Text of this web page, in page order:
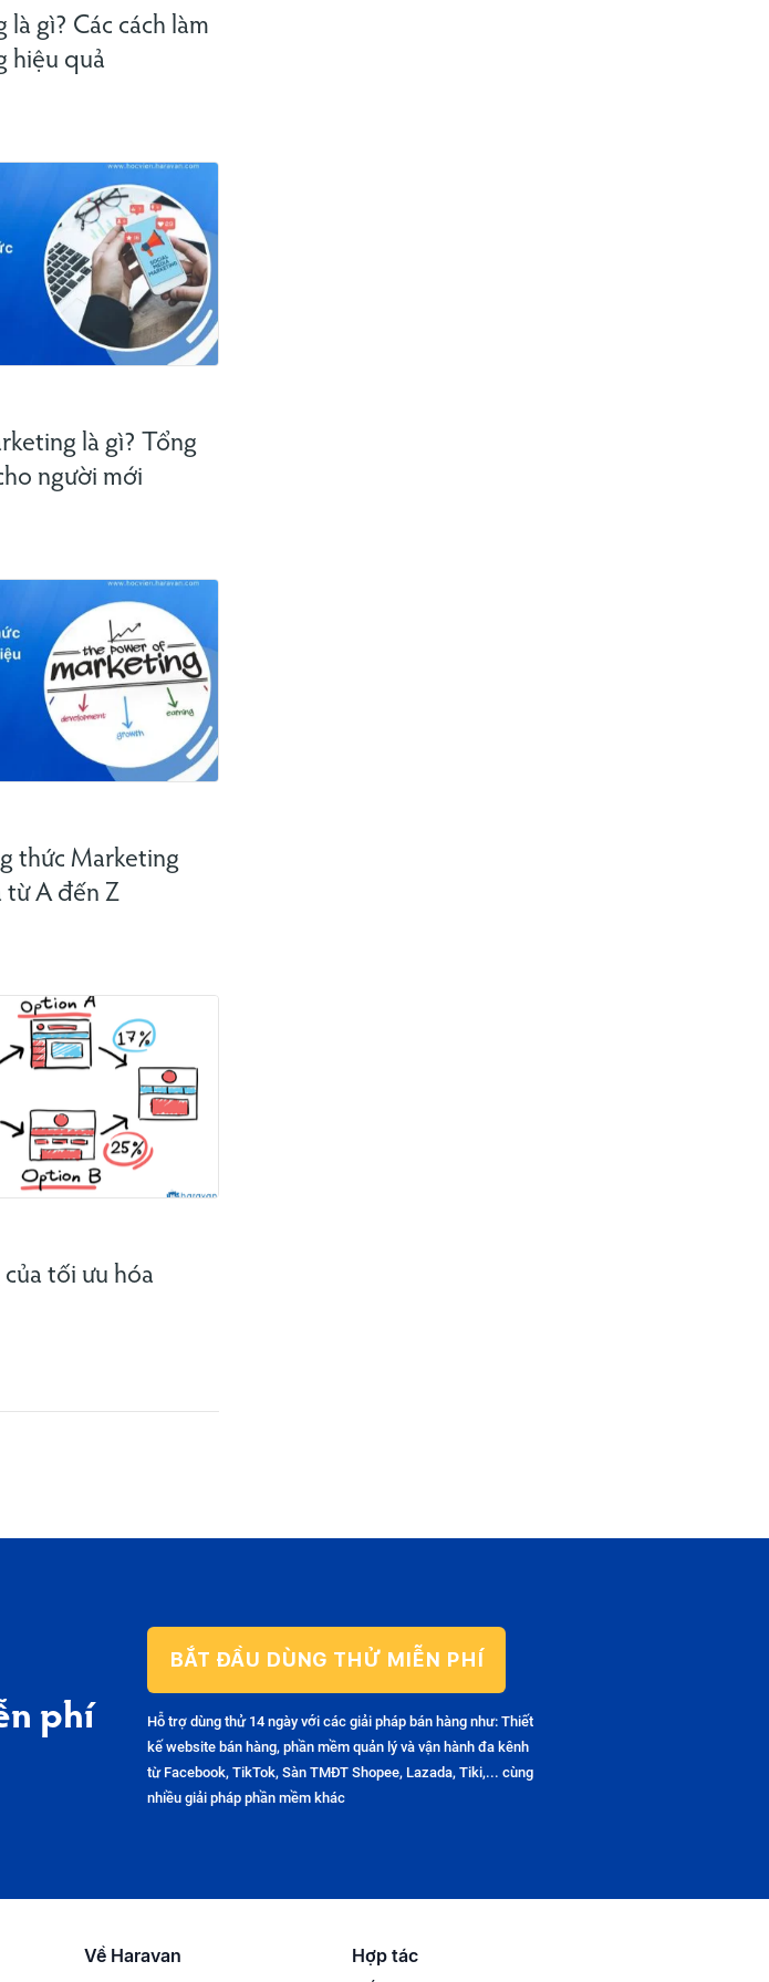
gì? Các cách làm
hiệu quả
là gì? Tổng
người mới
thức Marketing
từ A đến Z
của tối ưu hóa
phí
BẮT ĐẦU DÙNG THỬ MIỄN PHÍ
Hỗ trợ dùng thử 14 ngày với các giải pháp bán hàng như: Thiết
kế website bán hàng, phần mềm quản lý và vận hành đa kênh
từ Facebook, TikTok, Sàn TMĐT Shopee, Lazada, Tiki,... cùng
nhiều giải pháp phần mềm khác
Về Haravan
Hợp tác